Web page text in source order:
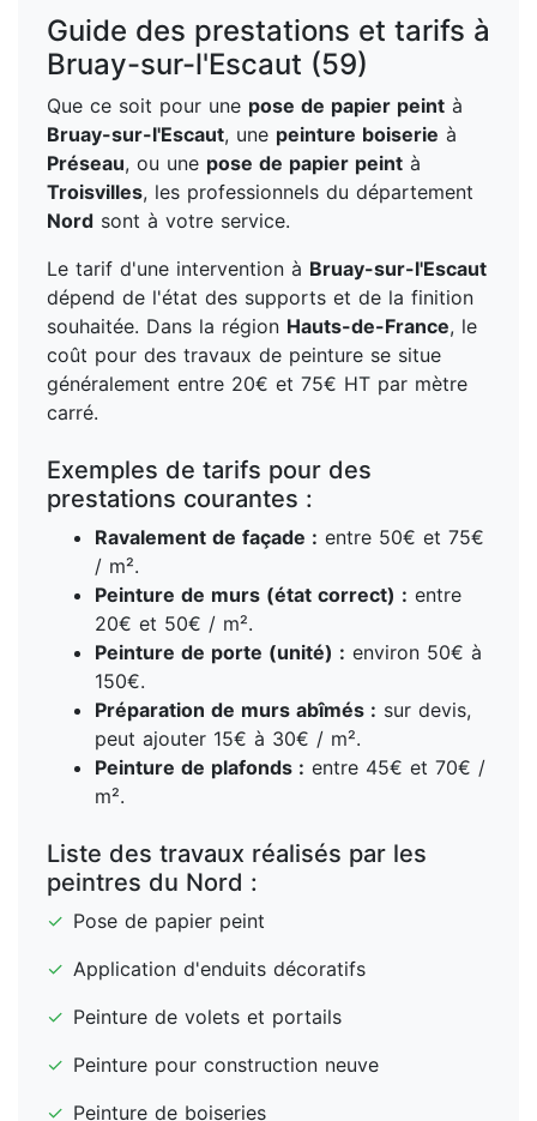
Guide des prestations et tarifs à
Bruay-sur-l'Escaut (59)
Que ce soit pour une pose de papier peint à
Bruay-sur-l'Escaut, une peinture boiserie à
Préseau, ou une pose de papier peint à
Troisvilles, les professionnels du département
Nord sont à votre service.
Le tarif d'une intervention à Bruay-sur-l'Escaut
dépend de l'état des supports et de la finition
souhaitée. Dans la région Hauts-de-France, le
coût pour des travaux de peinture se situe
généralement entre 20€ et 75€ HT par mètre
carré.
Exemples de tarifs pour des
prestations courantes :
Ravalement de façade : entre 50€ et 75€
/ m².
Peinture de murs (état correct) : entre
20€ et 50€ / m².
Peinture de porte (unité) : environ 50€ à
150€.
Préparation de murs abîmés : sur devis,
peut ajouter 15€ à 30€ / m².
Peinture de plafonds : entre 45€ et 70€ /
m².
Liste des travaux réalisés par les
peintres du Nord :
✓ Pose de papier peint
✓ Application d'enduits décoratifs
✓ Peinture de volets et portails
✓ Peinture pour construction neuve
✓ Peinture de boiseries